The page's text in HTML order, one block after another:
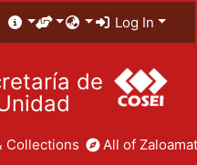
Log In
de
Collections All of